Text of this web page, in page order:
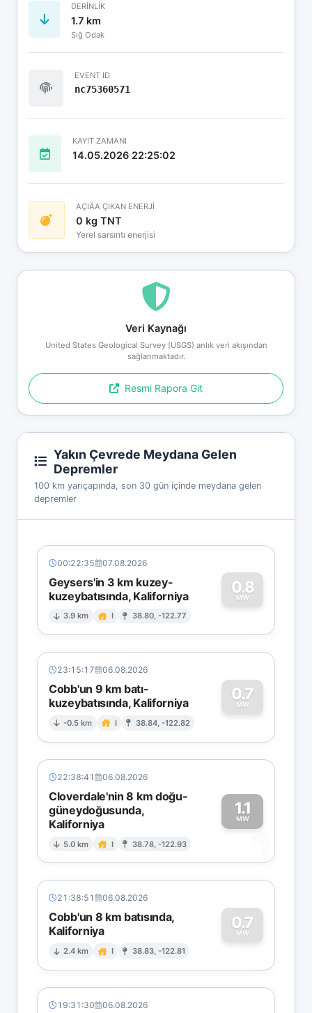
DERINLIK
1.7 km
Sığ Odak
EVENT ID
nc75360571
KAYIT ZAMANI
14.05.2026 22:25:02
AÇIÄA ÇIKAN ENERJİ
0 kg TNT
Yerel sarsıntı enerjisi
Veri Kaynağı
United States Geological Survey (USGS) anlık veri akışından
sağlanmaktadır.
Resmi Rapora Git
Yakın Çevrede Meydana Gelen
Depremler
100 km yarıçapında, son 30 gün içinde meydana gelen
depremler
00:22:35 07.08.2026
Geysers'in 3 km kuzey-
kuzeybatısında, Kaliforniya
3.9 km I 38.80, -122.77
0.8
MW
0
23:15:17 06.08.2026
Cobb'un 9 km batı-
kuzeybatısında, Kaliforniya
-0.5 km I 38.84, -122.82
0.7
MW
0
22:38:41 06.08.2026
Cloverdale'nin 8 km doğu-
güneydoğusunda,
Kaliforniya
5.0 km I 38.78, -122.93
1.1
MW
1
21:38:51 06.08.2026
Cobb'un 8 km batısında,
Kaliforniya
2.4 km I 38.83, -122.81
0.7
MW
0
19:31:30 06.08.2026